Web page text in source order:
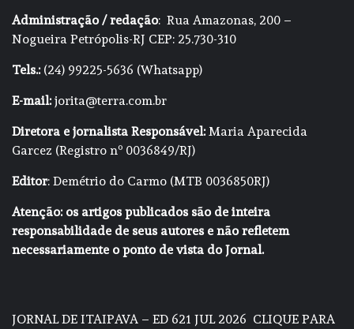
Administração / redação: Rua Amazonas, 200 –
Nogueira Petrópolis-RJ CEP: 25.730-310
Tels.:(24) 99225-5636 (Whatsapp)
E-mail:jorita@terra.com.br
Diretora e jornalista Responsável:Maria Aparecida
Garcez (Registro nº 0036849/RJ)
Editor: Demétrio do Carmo (MTB 0036850RJ)
Atenção: os artigos publicados são de inteira
responsabilidade de seus autores e não refletem
necessariamente o ponto de vista do Jornal.
JORNAL DE ITAIPAVA – ED 621 JUL 2026 CLIQUE PARA